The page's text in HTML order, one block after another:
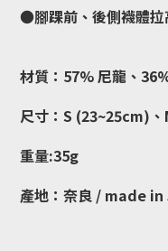
●腳踝前、後側襪體拉
材質：57% 尼龍、
尺寸：S (23~25cm)
重量:35g
產地：奈良 / made